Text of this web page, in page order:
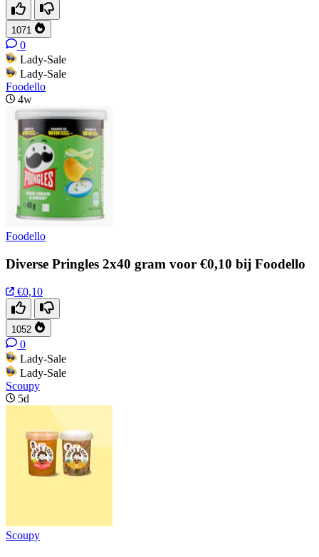
1071
0
Lady-Sale
Lady-Sale
Foodello
4w
Foodello
Diverse Pringles 2x40 gram voor €0,10 bij Foodello
€0,10
1052
0
Lady-Sale
Lady-Sale
Scoupy
5d
Scoupy